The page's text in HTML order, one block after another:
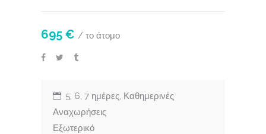
695 € / το άτομο
5, 6, 7 ημέρες, Καθημερινές
Αναχωρήσεις
Εξωτερικό